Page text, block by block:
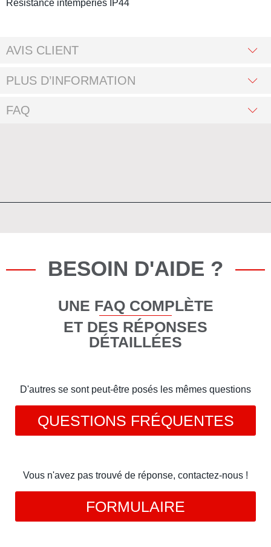
Résistance intempéries IP44
AVIS CLIENT
PLUS D’INFORMATION
FAQ
BESOIN D'AIDE ?
UNE FAQ COMPLÈTE
ET DES RÉPONSES
DÉTAILLÉES
D'autres se sont peut-être posés les mêmes questions
QUESTIONS FRÉQUENTES
Vous n'avez pas trouvé de réponse, contactez-nous !
FORMULAIRE